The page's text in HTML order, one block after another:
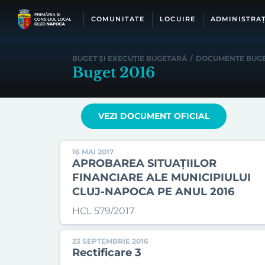
COMUNITATE LOCUIRE
BUGET ȘI EXECUȚIE BUGETARĂ / DOCUMENTE
Buget 2016
VEZI DOCUMENT OFICIAL
16 MAI 2017
APROBAREA SITUAȚIILOR
FINANCIARE ALE MUNICIPIULUI
CLUJ-NAPOCA PE ANUL 2016
HCL 579/2017
23 SEPTEMBRIE 2016
Rectificare 3